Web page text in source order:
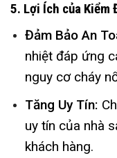
5. Lợi Ích của Kiểm
Đảm Bảo An
nhiệt đáp ứng
nguy cơ cháy
Tăng Uy Tín:
uy tín của nhà
khách hàng.